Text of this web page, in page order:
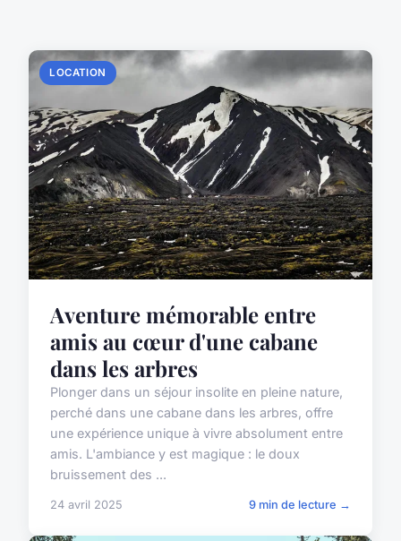
LOCATION
Aventure mémorable entre
amis au cœur d'une cabane
dans les arbres
Plonger dans un séjour insolite en pleine nature,
perché dans une cabane dans les arbres, offre
une expérience unique à vivre absolument entre
amis. L'ambiance y est magique : le doux
bruissement des ...
24 avril 2025 9 min de lecture →